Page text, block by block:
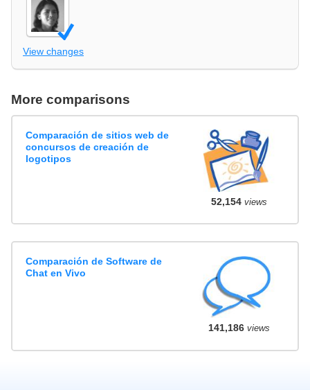
View changes
More comparisons
Comparación de sitios web de
concursos de creación de
logotipos
52,154views
Comparación de Software de
Chat en Vivo
141,186views